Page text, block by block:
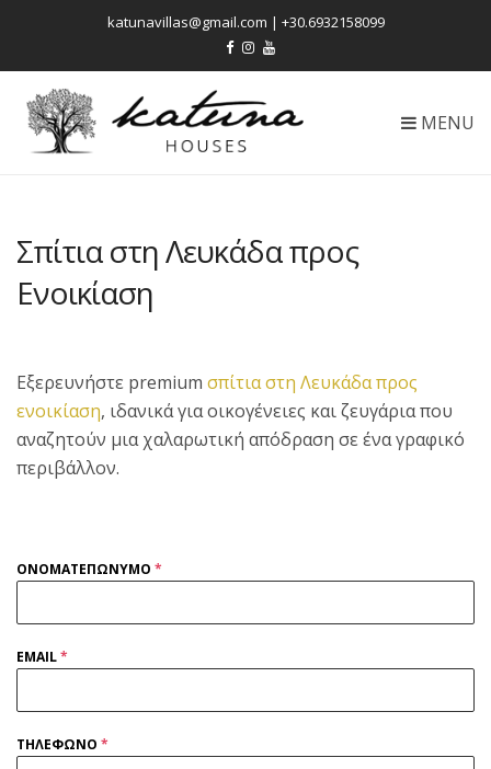
katunavillas@gmail.com | +30.6932158099
MENU
Σπίτια στη Λευκάδα προς
Ενοικίαση
Εξερευνήστε premium σπίτια στη Λευκάδα προς
ενοικίαση, ιδανικά για οικογένειες και ζευγάρια που
αναζητούν μια χαλαρωτική απόδραση σε ένα γραφικό
περιβάλλον.
ΟΝΟΜΑΤΕΠΩΝΥΜΟ *
EMAIL*
ΤΗΛΕΦΩΝΟ *